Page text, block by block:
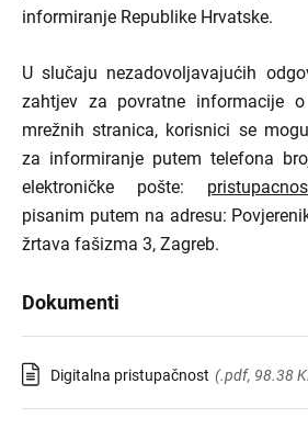
informiranje Republike Hrvatske.
U slučaju nezadovoljavajućih
zahtjev za povratne informacije
mrežnih stranica, korisnici se
za informiranje putem telefona
elektroničke pošte:
pisanim putem na adresu:
žrtava fašizma 3, Zagreb.
Dokumenti
Digitalna pristupačnost (.pdf, 98.38